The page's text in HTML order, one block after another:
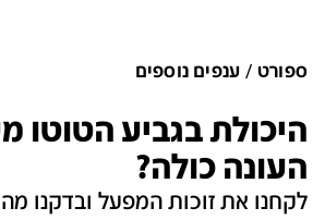
ספורט ענפים נוספים
היכולת בגביע הטוטו
העונה כולה?
לקחנו את זוכות המפעל ובדקנו